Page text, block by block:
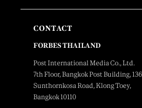
CONTACT
FORBES THAILAND
Post International Media Co., Ltd.
7th Floor, Bangkok Post Building, 136
Sunthornkosa Road, Klong Toey,
Bangkok 10110